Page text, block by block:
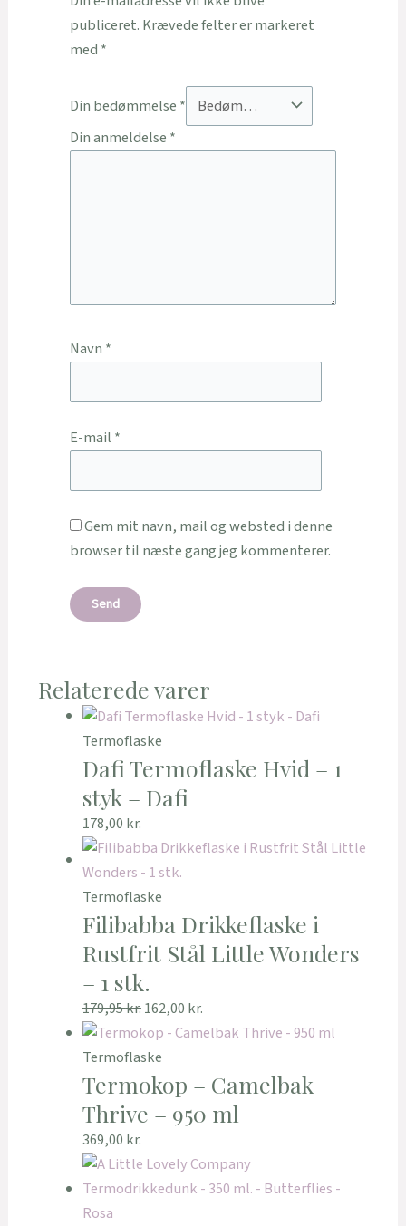
publiceret. Krævede felter er markeret
med *
Din bedømmelse *
Din anmeldelse *
Navn *
E-mail *
Gem mit navn, mail og websted i denne
browser til næste gang jeg kommenterer.
Relaterede varer
Termoflaske
Dafi Termoflaske Hvid – 1
styk – Dafi
178,00 kr.
Termoflaske
Filibabba Drikkeflaske i
Rustfrit Stål Little Wonders
– 1 stk.
179,95kr.162,00 kr.
Termoflaske
Termokop – Camelbak
Thrive – 950 ml
369,00 kr.